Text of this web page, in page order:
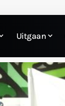
Uitgaan